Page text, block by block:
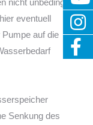
nicht unbedingt
eventuell
auf die
Senkung des